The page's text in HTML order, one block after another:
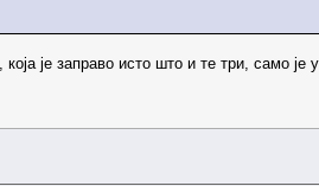
, која је заправо исто што и те три, само је